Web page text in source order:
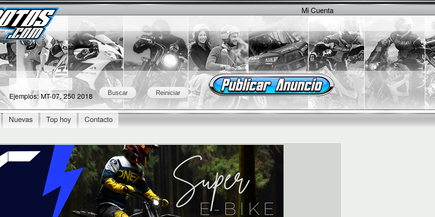
Skip to
main
content
Ejemplos: MT-07, 250 2018
Nuevas Top hoy Contacto
Secondary menu Mi Cuenta